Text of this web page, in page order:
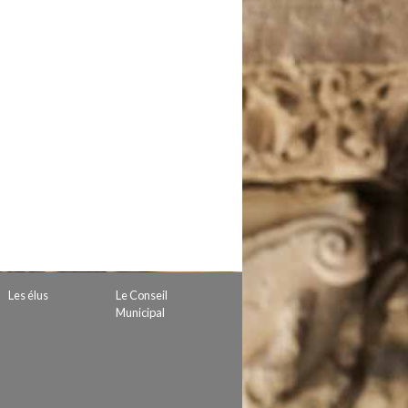
Les élus
Le Conseil
Municipal